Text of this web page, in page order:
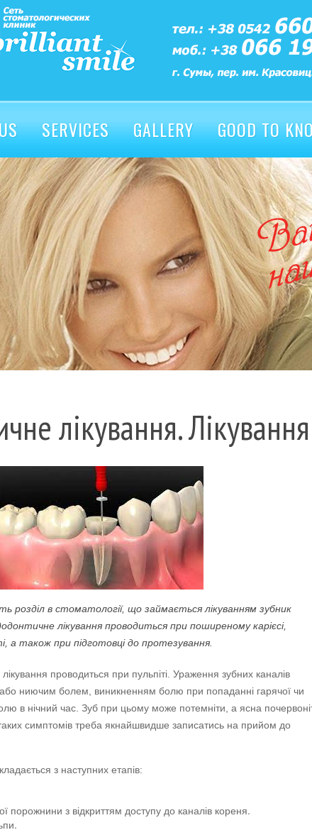
SERVICES GALLERY GOOD TO
лікування.
розділ в стоматології, що займається лікуванням зубник
лікування проводиться при поширеному карієсі,
а також при підготовці до протезування.
проводиться при пульпіті. Ураження зубних каналів
ниючим болем, виникненням болю при попаданні гарячої чи
в нічний час. Зуб при цьому може потемніти, а ясна
симптомів треба якнайшвидше записатись на прийом до
з наступних етапів:
порожнини з відкриттям доступу до каналів кореня.